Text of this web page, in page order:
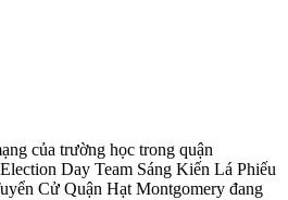
của trường học trong quận
Day Team Sáng Kiến Lá Phiếu
Cử Quận Hạt Montgomery đang